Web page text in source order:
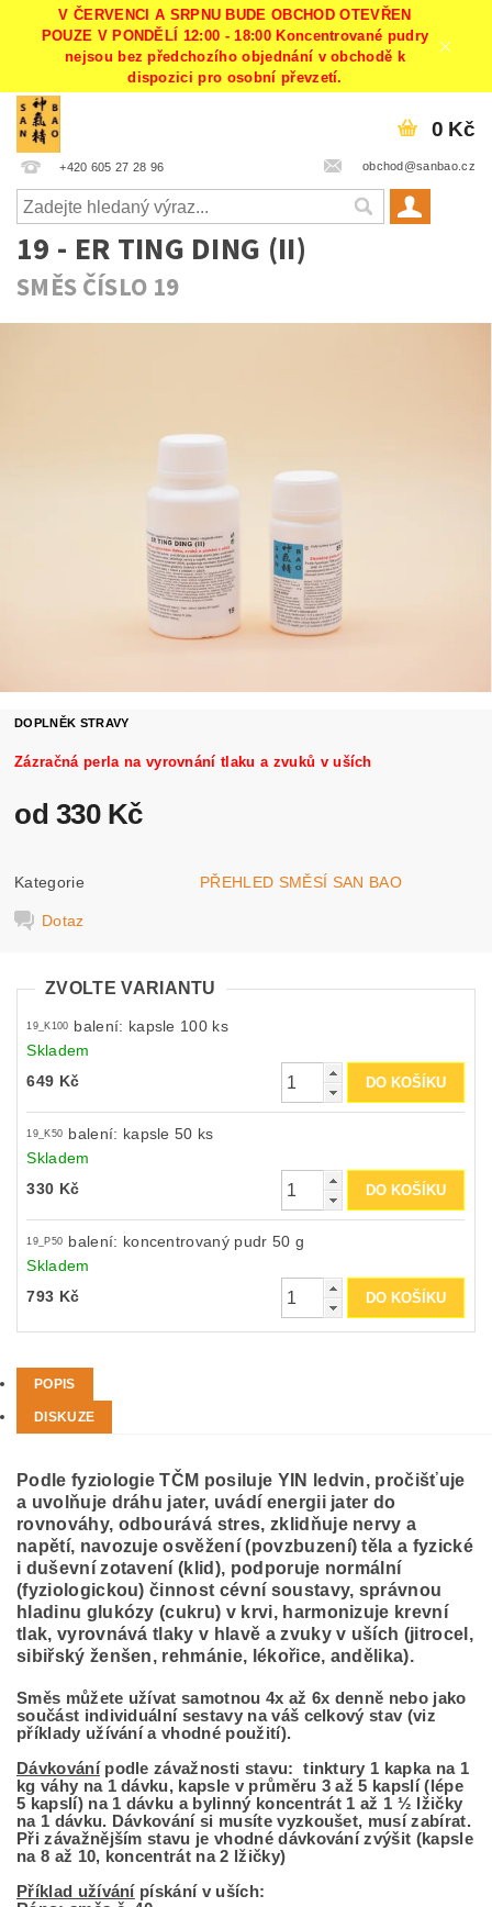
V ČERVENCI A SRPNU BUDE OBCHOD OTEVŘEN
POUZE V PONDĚLÍ 12:00 - 18:00 Koncentrované pudry
nejsou bez předchozího objednání v obchodě k
dispozici pro osobní převzetí.
+420 605 27 28 96 obchod@sanbao.cz
0 Kč
19 - ER TING DING (II)
SMĚS ČÍSLO 19
DOPLNĚK STRAVY
Zázračná perla na vyrovnání tlaku a zvuků v uších
od 330 Kč
Kategorie PŘEHLED SMĚSÍ SAN BAO
Dotaz
ZVOLTE VARIANTU
19_K100 balení: kapsle 100 ks
Skladem
649 Kč
19_K50 balení: kapsle 50 ks
Skladem
330 Kč
19_P50 balení: koncentrovaný pudr 50 g
Skladem
793 Kč
POPIS
DISKUZE
Podle fyziologie TČM posiluje YIN ledvin, pročišťuje
a uvolňuje dráhu jater, uvádí energii jater do
rovnováhy, odbourává stres, zklidňuje nervy a
napětí, navozuje osvěžení (povzbuzení) těla a fyzické
i duševní zotavení (klid), podporuje normální
(fyziologickou) činnost cévní soustavy, správnou
hladinu glukózy (cukru) v krvi, harmonizuje krevní
tlak, vyrovnává tlaky v hlavě a zvuky v uších (jitrocel,
sibiřský ženšen, rehmánie, lékořice, andělika).
Směs můžete užívat samotnou 4x až 6x denně nebo jako
součást individuální sestavy na váš celkový stav (viz
příklady užívání a vhodné použití).
Dávkovánípodle závažnosti stavu: tinktury 1 kapka na 1
kg váhy na 1 dávku, kapsle v průměru 3 až 5 kapslí (lépe
5 kapslí) na 1 dávku a bylinný koncentrát 1 až 1 ½ lžičky
na 1 dávku. Dávkování si musíte vyzkoušet, musí zabírat.
Při závažnějším stavu je vhodné dávkování zvýšit (kapsle
na 8 až 10, koncentrát na 2 lžičky)
Příklad užívání pískání v uších: